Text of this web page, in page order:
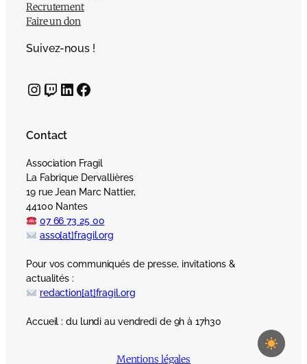
Recrutement
Faire un don
Suivez-nous !
InstagramTwitch LinkedIn Facebook
Contact
Association Fragil
La Fabrique Dervallières
19 rue Jean Marc Nattier,
44100 Nantes
07 66 73 25 00
asso[at]fragil.org
Pour vos communiqués de presse, invitations &
actualités :
redaction[at]fragil.org
Accueil : du lundi au vendredi de 9h à 17h30
Mentions légales